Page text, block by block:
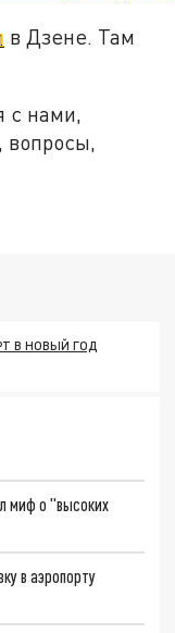
в Дзене. Там
с нами,
вопросы,
В НОВЫЙ ГОД
миф о "высоких
в аэропорту